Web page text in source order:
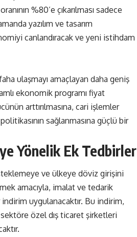
%80’e çıkarılması sadece
yazılım ve tasarım
canlandıracak ve yeni istihdam
ulaşmayı amaçlayan daha geniş
ekonomik programı fiyat
arttırılmasına, cari işlemler
sağlanmasına güçlü bir
Yönelik Ek Tedbirler
ve ülkeye döviz girişini
amacıyla, imalat ve tedarik
uygulanacaktır. Bu indirim,
özel dış ticaret şirketleri